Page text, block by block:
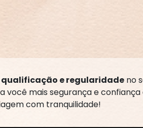
qualificação e regularidade no
você mais segurança e confiança
com tranquilidade!